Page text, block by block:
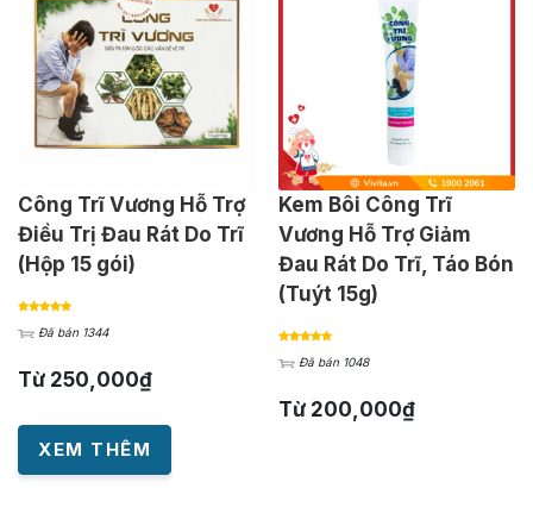
Công Trĩ Vương Hỗ Trợ
Điều Trị Đau Rát Do Trĩ
(Hộp 15 gói)
Đã bán 1344
Từ 250,000₫
Kem Bôi Công Trĩ
Vương Hỗ Trợ Giảm
Đau Rát Do Trĩ, Táo Bón
(Tuýt 15g)
Đã bán 1048
Từ 200,000₫
XEM THÊM